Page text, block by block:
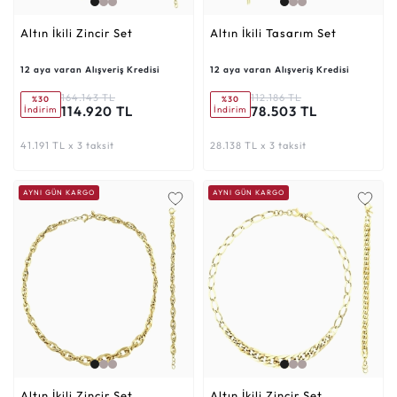
Altın İkili Zincir Set
12 aya varan Alışveriş Kredisi
%30
İndirim
164.143 TL
114.920 TL
41.191 TL x 3 taksit
Altın İkili Tasarım Set
12 aya varan Alışveriş Kredisi
%30
İndirim
112.186 TL
78.503 TL
28.138 TL x 3 taksit
AYNI GÜN KARGO AYNI GÜN KARGO